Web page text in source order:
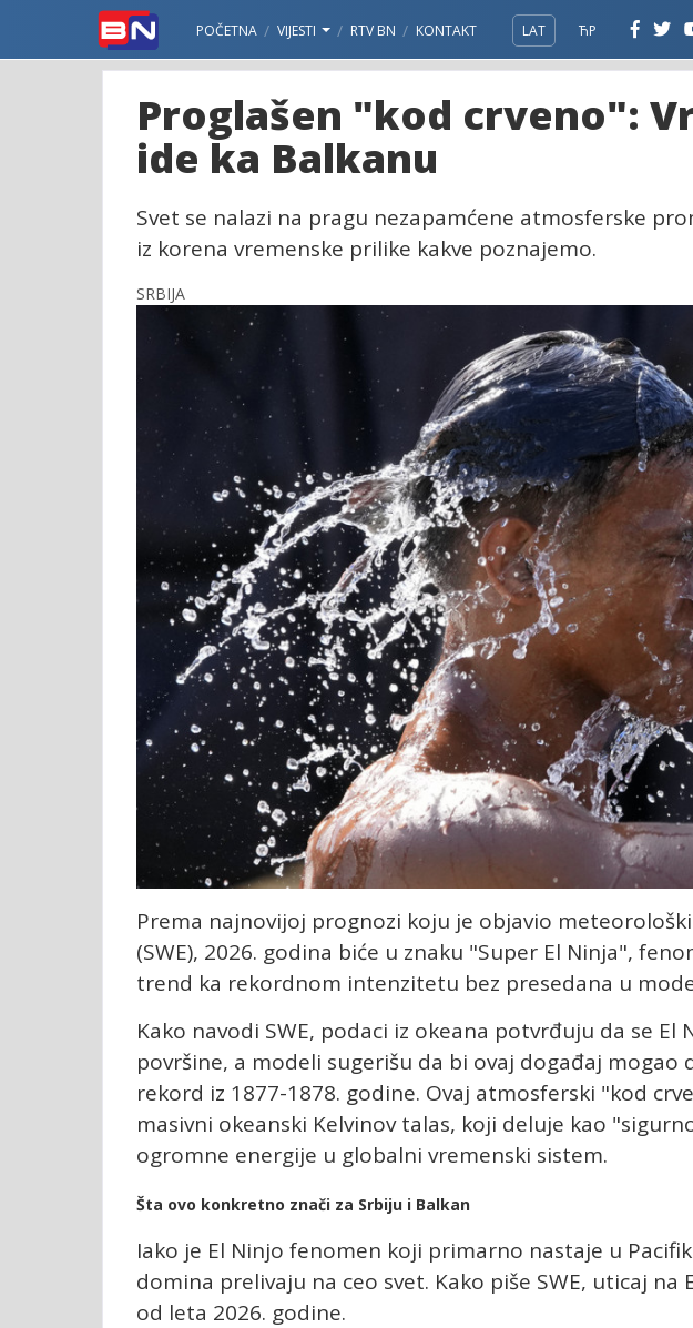
POČETNA VIJESTI RTV BN KONTAKT LAT ЋР
Proglašen "kod crveno":
ide ka Balkanu
Svet se nalazi na pragu nezapamćene atmosferske
iz korena vremenske prilike kakve poznajemo.
SRBIJA
Prema najnovijoj prognozi koju je objavio
(SWE), 2026. godina biće u znaku "Super El Ninja",
trend ka rekordnom intenzitetu bez presedana u
Kako navodi SWE, podaci iz okeana potvrđuju da se
površine, a modeli sugerišu da bi ovaj događaj mogao
rekord iz 1877-1878. godine. Ovaj atmosferski "kod
masivni okeanski Kelvinov talas, koji deluje kao
ogromne energije u globalni vremenski sistem.
Šta ovo konkretno znači za Srbiju i Balkan
Iako je El Ninjo fenomen koji primarno nastaje u
domina prelivaju na ceo svet. Kako piše SWE, uticaj na
od leta 2026. godine.